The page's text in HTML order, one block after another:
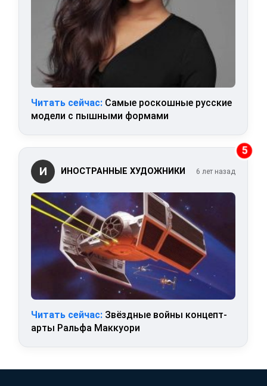
Читать сейчас: Самые роскошные русские
модели с пышными формами
5
И ИНОСТРАННЫЕ ХУДОЖНИКИ 6 лет назад
Читать сейчас: Звёздные войны концепт-
арты Ральфа Маккуори